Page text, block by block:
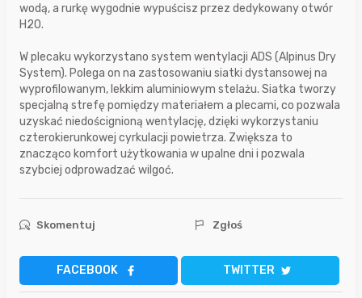
wodą, a rurkę wygodnie wypuścisz przez dedykowany otwór
H2O.
W plecaku wykorzystano system wentylacji ADS (Alpinus Dry
System). Polega on na zastosowaniu siatki dystansowej na
wyprofilowanym, lekkim aluminiowym stelażu. Siatka tworzy
specjalną strefę pomiędzy materiałem a plecami, co pozwala
uzyskać niedoścignioną wentylację, dzięki wykorzystaniu
czterokierunkowej cyrkulacji powietrza. Zwiększa to
znacząco komfort użytkowania w upalne dni i pozwala
szybciej odprowadzać wilgoć.
Skomentuj Zgłoś
FACEBOOK TWITTER